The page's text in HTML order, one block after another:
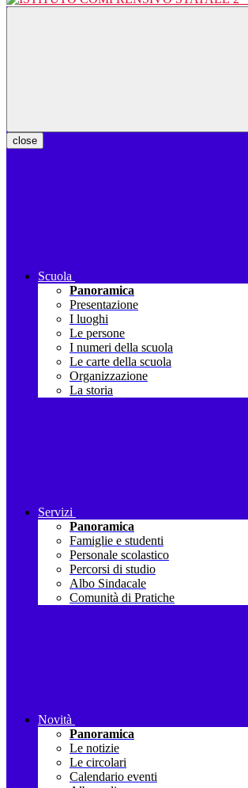
close
Scuola
Panoramica
Presentazione
I luoghi
Le persone
I numeri della scuola
Le carte della scuola
Organizzazione
La storia
Servizi
Panoramica
Famiglie e studenti
Personale scolastico
Percorsi di studio
Albo Sindacale
Comunità di Pratiche
Novità
Panoramica
Le notizie
Le circolari
Calendario eventi